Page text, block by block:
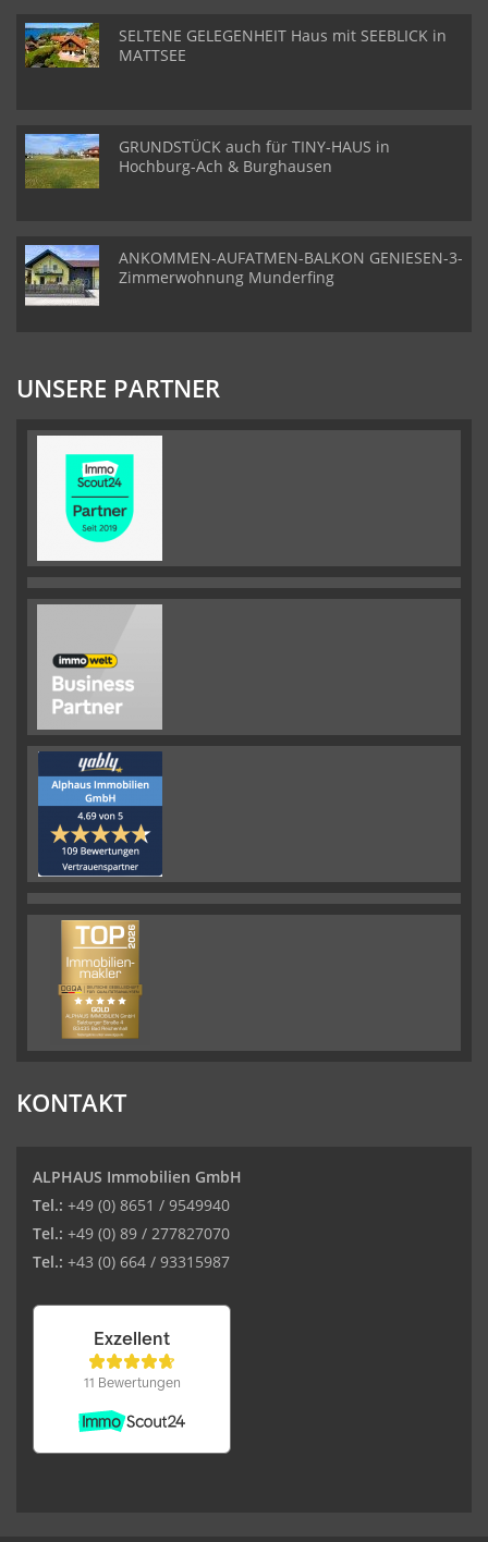
SELTENE GELEGENHEIT Haus mit SEEBLICK in
MATTSEE
GRUNDSTÜCK auch für TINY-HAUS in
Hochburg-Ach & Burghausen
ANKOMMEN-AUFATMEN-BALKON GENIESEN-3-
Zimmerwohnung Munderfing
UNSERE PARTNER
KONTAKT
ALPHAUS Immobilien GmbH
Tel.: +49 (0) 8651 / 9549940
Tel.: +49 (0) 89 / 277827070
Tel.: +43 (0) 664 / 93315987